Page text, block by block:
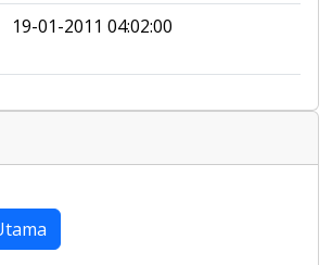
19-01-2011 04:02:00